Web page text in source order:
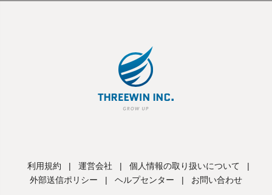
利用規約 | 運営会社 | 個人情報の取り扱いについて
|
外部送信ポリシー
| ヘルプセンター | お問い合わせ